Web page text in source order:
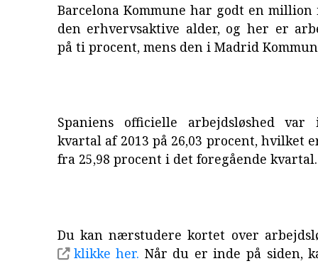
Barcelona Kommune har godt en
den erhvervsaktive alder, og her er
på ti procent, mens den i Madrid
Spaniens officielle arbejdsløshed
kvartal af 2013 på 26,03 procent, hvilket
fra 25,98 procent i det foregående kvartal.
Du kan nærstudere kortet over
klikke her. Når du er inde på siden,